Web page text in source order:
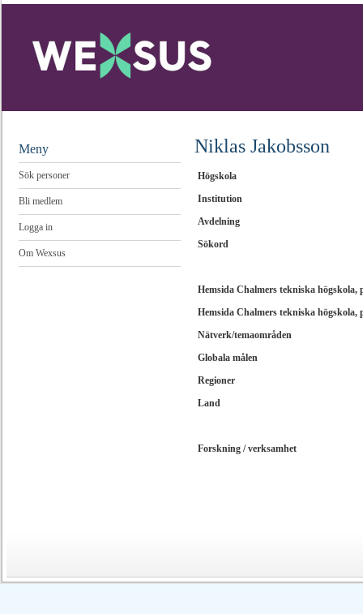
Meny
Sök personer
Bli medlem
Logga in
Om Wexsus
Niklas Jakobsson
Högskola
Institution
Avdelning
Sökord
Hemsida Chalmers tekniska högskola,
Hemsida Chalmers tekniska högskola,
Nätverk/temaområden
Globala målen
Regioner
Land
Forskning / verksamhet